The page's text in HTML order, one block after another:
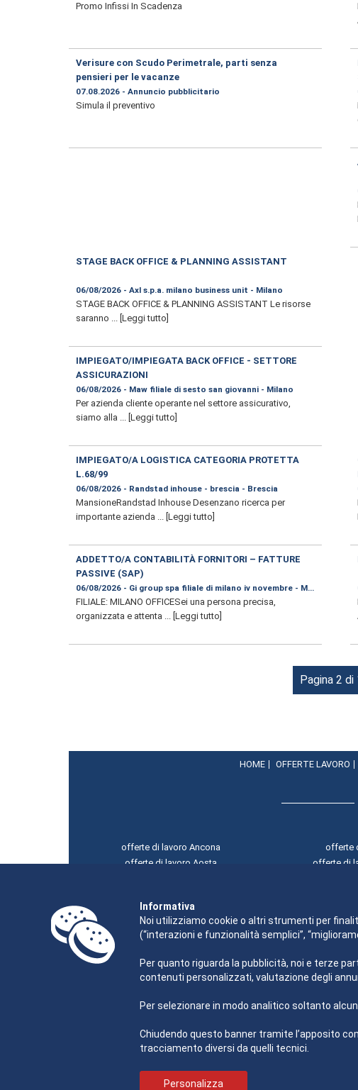
Promo Infissi In Scadenza
Verisure con Scudo Perimetrale, parti senza
pensieri per le vacanze
07.08.2026 - Annuncio pubblicitario
Simula il preventivo
STAGE BACK OFFICE & PLANNING ASSISTANT
06/08/2026 - Axl s.p.a. milano business unit - Milano
STAGE BACK OFFICE & PLANNING ASSISTANT Le risorse
saranno ... [Leggi tutto]
IMPIEGATO/IMPIEGATA BACK OFFICE - SETTORE
ASSICURAZIONI
06/08/2026 - Maw filiale di sesto san giovanni - Milano
Per azienda cliente operante nel settore assicurativo,
siamo alla ... [Leggi tutto]
IMPIEGATO/A LOGISTICA CATEGORIA PROTETTA
L.68/99
06/08/2026 - Randstad inhouse - brescia - Brescia
MansioneRandstad Inhouse Desenzano ricerca per
importante azienda ... [Leggi tutto]
ADDETTO/A CONTABILITÀ FORNITORI – FATTURE
PASSIVE (SAP)
06/08/2026 - Gi group spa filiale di milano iv novembre - Milano
FILIALE: MILANO OFFICESei una persona precisa,
organizzata e attenta ... [Leggi tutto]
Pagina 2 di
HOME OFFERTE LAVORO
offerte di lavoro Ancona
offerte di lavoro Aosta
offerte di lavoro Bologna
offerte
offerte di
Informativa
Noi utilizziamo cookie o altri strumenti per
(“interazioni e funzionalità semplici”,
Per quanto riguarda la pubblicità, noi e terze
contenuti personalizzati, valutazione degli
Per selezionare in modo analitico soltanto
Chiudendo questo banner tramite l’apposito
tracciamento diversi da quelli tecnici.
Personalizza